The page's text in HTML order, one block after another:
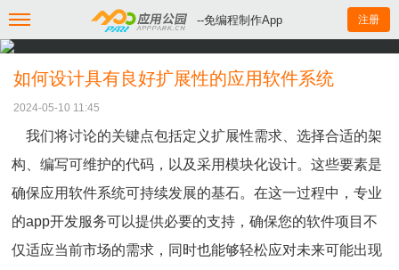
--免编程制作App 注册
如何设计具有良好扩展性的应用软件系统
2024-05-10 11:45
我们将讨论的关键点包括定义扩展性需求、选择合适的架
构、编写可维护的代码，以及采用模块化设计。这些要素是
确保应用软件系统可持续发展的基石。在这一过程中，专业
的app开发服务可以提供必要的支持，确保您的软件项目不
仅适应当前市场的需求，同时也能够轻松应对未来可能出现